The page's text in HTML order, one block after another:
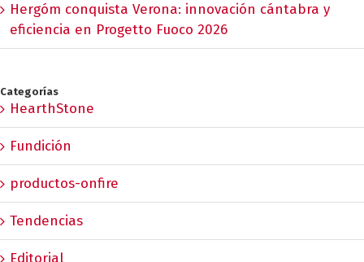
Hergóm conquista Verona: innovación cántabra y
eficiencia en Progetto Fuoco 2026
Categorías
HearthStone
Fundición
productos-onfire
Tendencias
Editorial